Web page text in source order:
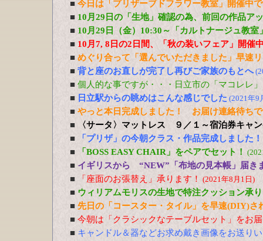
■ 今日は「プリザーブドフラワー教室」開催中
■ 10月29日の「生地」確認の為、前回の作品ア
■ 10月29日（金）10:30～「カルトナージュ教室
■ 10月7, 8日の2日間、「秋の装いフェア」開催
■ めぐり合って「選んでいただきました」早速
■ 背と座のお直しが完了し再びご家族のもとへ
■ 個人的な事ですが・・・日立市の「マコレレ
■ 日立駅からの眺めはこんな感じでした (2021年9
■ やっと本日完成しました！ お届け連絡待ち
■
〈サータ〉マットレス ９／１～宿泊券キャ
■
「プリザ」の今朝クラス・作品完成しました！
■ 「BOSS EASY CHAIR」をペアでセット！
■ イギリスから “NEW”「布地の見本帳」届き
■
「座面のお張替え」承ります！ (2021年8月1日)
■ ウィリアムモリスの生地で特注クッション承
■ 先日の「コースター・タイル」を早速(DIY)さ
■ 今朝は「クラシックなテーブルセット」をお
■ キャンドル＆器などお求め戴き画像をお送り